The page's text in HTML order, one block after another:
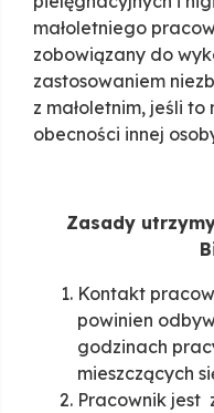
małoletniego
zobowiązany do
zastosowaniem
z małoletnim, jeśli
obecności innej
Zasady
Kontakt
powinien
godzinach
mieszczących
Pracownik jest